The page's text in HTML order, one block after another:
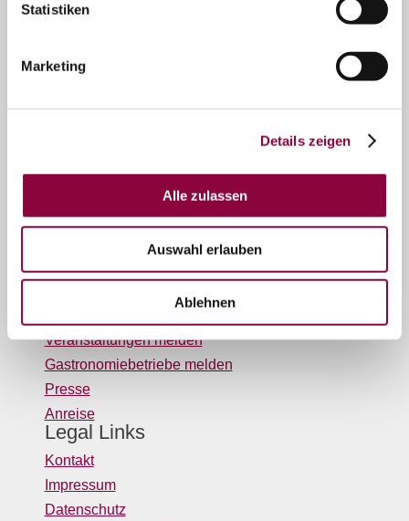
Statistiken
Marketing
Details zeigen
Alle zulassen
Auswahl erlauben
Ablehnen
Sie benötigen weitere Informationen? Wir helfen
info@tourismusgmbh.de
Tourismus GmbH „Im Herzen Rheinhessens“
"Herzliches Rheinhessen" e.V.
Veranstaltungen melden
Gastronomiebetriebe melden
Presse
Anreise
Legal Links
Kontakt
Impressum
Datenschutz